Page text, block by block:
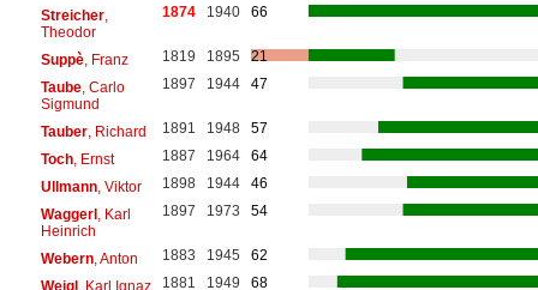
Streicher,
Theodor
1874 1940 66
Suppè, Franz 1819 1895
21
Taube, Carlo
Sigmund
1897 1944 47
Tauber, Richard 1891 1948
57
Toch, Ernst 1887 1964
64
Ullmann, Viktor 1898 1944
46
Waggerl, Karl
Heinrich
1897 1973 54
Webern, Anton 1883 1945
62
Weigl, Karl Ignaz 1881 1949
68